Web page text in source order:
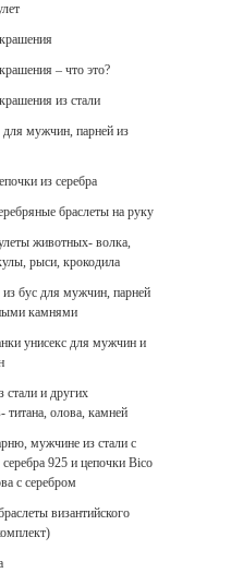
– что это?
из стали
мужчин, парней из
из серебра
браслеты на руку
животных- волка,
рыси, крокодила
бус для мужчин, парней
камнями
унисекс для мужчин и
стали и других
титана, олова, камней
мужчине из стали с
925 и цепочки Bico
с серебром
византийского